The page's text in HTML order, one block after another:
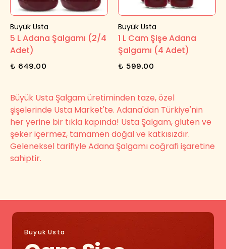
Büyük Usta
5 L Adana Şalgamı (2/4
Adet)
₺ 649.00
Büyük Usta
1 L Cam Şişe Adana
Şalgamı (4 Adet)
₺ 599.00
Büyük Usta Şalgam üretiminden taze, özel
şişelerinde Usta Market'te. Adana'dan Türkiye'nin
her yerine bir tıkla kapında! Usta Şalgam, gluten ve
şeker içermez, tamamen doğal ve katkısızdır.
Geleneksel tarifiyle Adana Şalgamı coğrafi işaretine
sahiptir.
Büyük Usta